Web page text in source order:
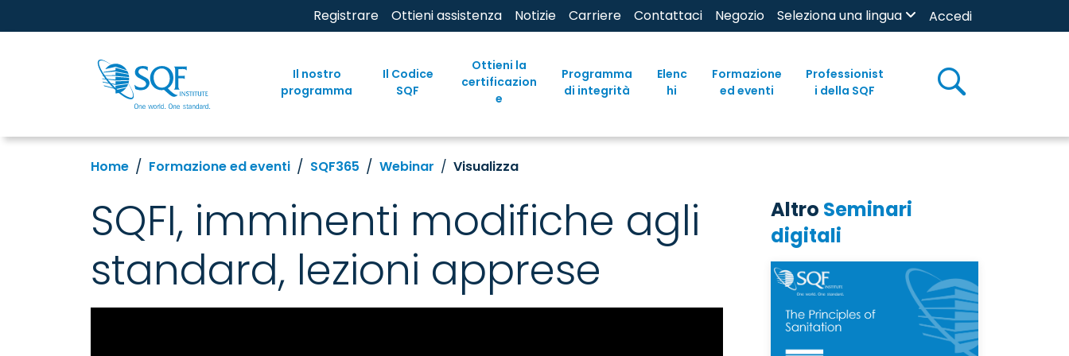
Registrare Ottieni assistenza Notizie Carriere Contattaci Negozio Seleziona una lingua Accedi
Il nostro
programma
Il Codice
SQF
Ottieni la
certificazion
e
Programma
di integrità
Elenc
hi
Formazione
ed eventi
Professionist
i della SQF
Home Formazione ed eventi SQF365 Webinar Visualizza
SQFI, imminenti modifiche agli
standard, lezioni apprese
Altro Seminari
digitali